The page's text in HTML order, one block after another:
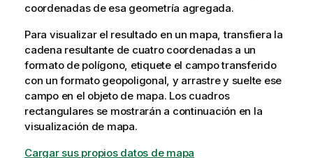
coordenadas de esa geometría agregada.
Para visualizar el resultado en un mapa, transfiera la
cadena resultante de cuatro coordenadas a un
formato de polígono, etiquete el campo transferido
con un formato geopoligonal, y arrastre y suelte ese
campo en el objeto de mapa. Los cuadros
rectangulares se mostrarán a continuación en la
visualización de mapa.
Cargar sus propios datos de mapa